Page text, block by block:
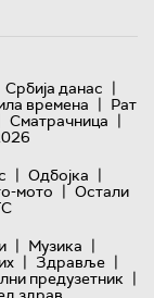
Србија данас |
времена | Рат
Сматрачница |
| Одбојка |
мото | Остали
| Музика |
| Здравље |
предузетник |